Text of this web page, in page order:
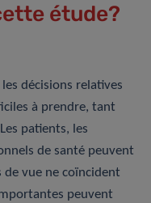
étude?
décisions relatives
à prendre, tant
patients, les
de santé peuvent
vue ne coïncident
peuvent